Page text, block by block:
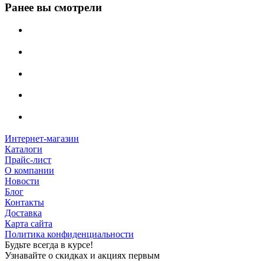
Ранее вы смотрели
Интернет-магазин
Каталоги
Прайс-лист
О компании
Новости
Блог
Контакты
Доставка
Карта сайта
Политика конфиденциальности
Будьте всегда в курсе!
Узнавайте о скидках и акциях первым